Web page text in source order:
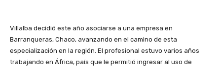
Villalba decidió este año asociarse a una empresa en
Barranqueras, Chaco, avanzando en el camino de esta
especialización en la región. El profesional estuvo varios años
trabajando en África, país que le permitió ingresar al uso de